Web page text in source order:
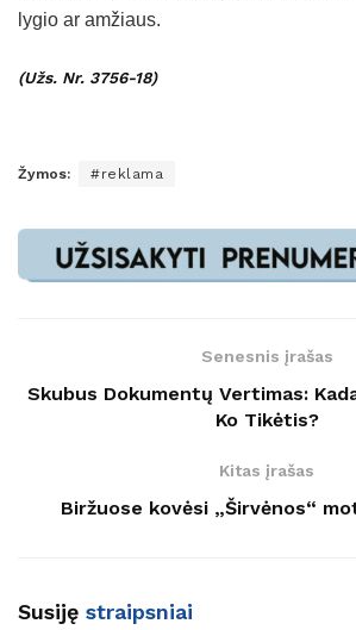
lygio ar amžiaus.
(Užs. Nr. 3756-18)
Žymos: #reklama
Senesnis įrašas
Skubus Dokumentų Vertimas:
Ko Tikėtis?
Kitas įrašas
Biržuose kovėsi „Širvėnos“
Susiję straipsniai